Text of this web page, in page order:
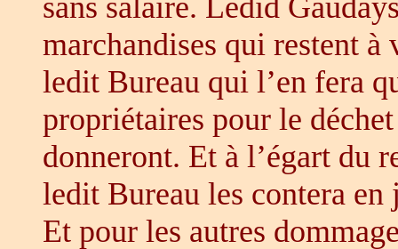
sans salaire. Ledid
marchandises qui restent
ledit Bureau qui l’en fera
propriétaires pour le
donneront. Et à l’égart du
ledit Bureau les contera
Et pour les autres